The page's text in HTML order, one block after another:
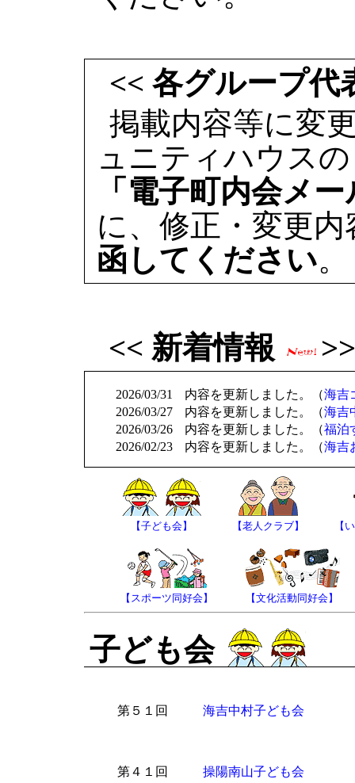
<< 各グループ代
掲載内容等に変
ュニティハウス
「電子町内会メ
に、修正・変更
函してください。
<< 新着情報 >>
2026/03/31 内容を更新しました。（海吉
2026/03/27
内容を更新しました。（海吉
2026/03/26
内容を更新しました。（福泊
2026/02/23
内容を更新しました。（海吉
【子ども会】 【老人クラブ】 【
【スポーツ同好会】 【文化活動同好会】
子ども会
第５１回 海吉中村子ども会
第４１回 操陽南山子ども会